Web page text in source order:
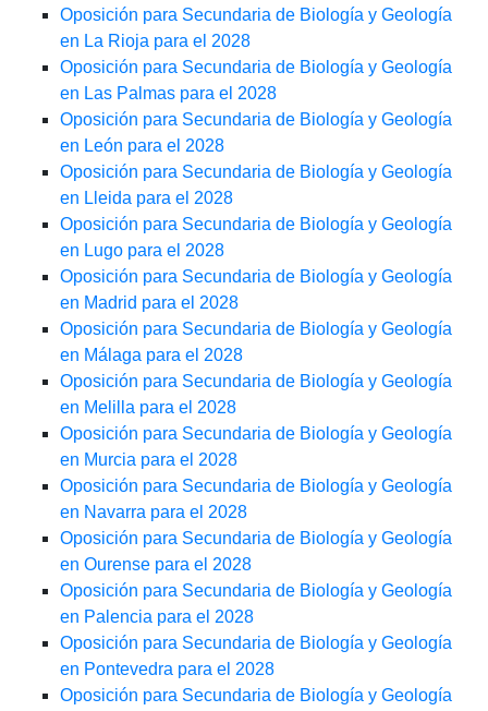
Oposición para Secundaria de Biología y Geología
en La Rioja para el 2028
Oposición para Secundaria de Biología y Geología
en Las Palmas para el 2028
Oposición para Secundaria de Biología y Geología
en León para el 2028
Oposición para Secundaria de Biología y Geología
en Lleida para el 2028
Oposición para Secundaria de Biología y Geología
en Lugo para el 2028
Oposición para Secundaria de Biología y Geología
en Madrid para el 2028
Oposición para Secundaria de Biología y Geología
en Málaga para el 2028
Oposición para Secundaria de Biología y Geología
en Melilla para el 2028
Oposición para Secundaria de Biología y Geología
en Murcia para el 2028
Oposición para Secundaria de Biología y Geología
en Navarra para el 2028
Oposición para Secundaria de Biología y Geología
en Ourense para el 2028
Oposición para Secundaria de Biología y Geología
en Palencia para el 2028
Oposición para Secundaria de Biología y Geología
en Pontevedra para el 2028
Oposición para Secundaria de Biología y Geología